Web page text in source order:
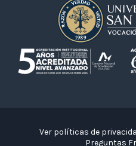
Ver políticas de
Preguntas